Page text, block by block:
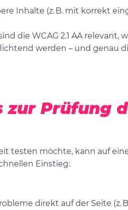
Inhalte (z. B. mit korrekt
die WCAG 2.1 AA relevant,
werden – und genau
zur Prüfung
testen möchte, kann auf
Einstieg:
direkt auf der Seite (z.